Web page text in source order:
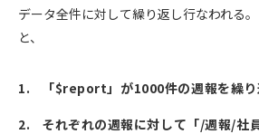
データ全件に対して繰り返し行なわれる
と、
「$report」が1000件の週報を繰
それぞれの週報に対して「/週報/社